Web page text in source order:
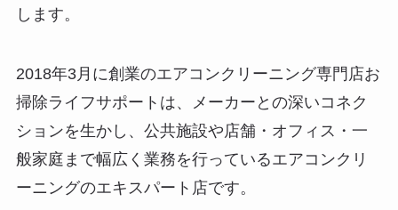
します。
2018年3月に創業のエアコンクリーニング専門店お
掃除ライフサポートは、メーカーとの深いコネク
ションを生かし、公共施設や店舗・オフィス・一
般家庭まで幅広く業務を行っているエアコンクリ
ーニングのエキスパート店です。